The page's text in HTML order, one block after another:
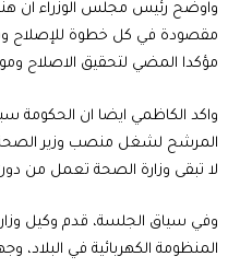
واوضح رئيس مجلس الوزراء ان
مقصودة في كل خطوة للإصلاح
مؤكدا المضي لتحقيق الاصلاح
واكد الكاظمي ايضا ان الحكومة
المرشح لشغل منصب وزير الصحة،
لا تبقى وزارة الصحة تعمل من
وفي سياق الجلسة، قدم وكيل
المنظومة الكهربائية في البلاد،